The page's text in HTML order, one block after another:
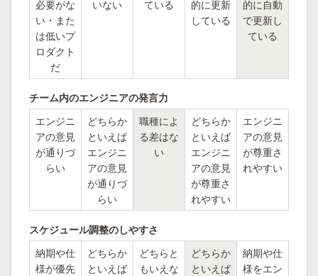
必要がな
い・また
は低いプ
ロダクト
だ
いない
ている
的に更新
している
的に自動
で更新し
ている
チーム内のエンジニアの発言力
エンジニ
アの意見
が通りづ
らい
どちらか
といえば
エンジニ
アの意見
が通りづ
らい
職種によ
る差はな
い
どちらか
といえば
エンジニ
アの意見
が尊重さ
れやすい
エンジニ
アの意見
が尊重さ
れやすい
スケジュール調整のしやすさ
納期や仕
様が優先
どちらか
といえば
どちらと
もいえな
どちらか
といえば
納期や仕
様をエン